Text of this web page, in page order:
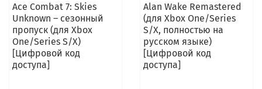
Ace Combat 7: Skies
Unknown – сезонный
пропуск (для Xbox
One/Series S/X)
[Цифровой код
доступа]
Alan Wake Remastered
(для Xbox One/Series
S/X, полностью на
русском языке)
[Цифровой код
доступа]